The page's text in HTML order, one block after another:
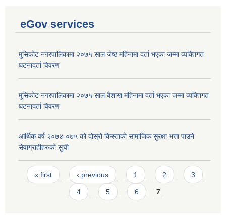
eGov services
मुसिकोट नगरपालिकामा २०७५ साल जेष्ठ महिनामा दर्ता भएका जम्मा व्यक्तिगत
घटनादर्ता विवरण
मुसिकोट नगरपालिकामा २०७५ साल बैशाख महिनामा दर्ता भएका जम्मा व्यक्तिगत
घटनादर्ता विवरण
आर्थिक वर्ष २०७४-०७५ को दोस्रो किस्ताको सामाजिक सुरक्षा भत्ता पाउने
सेवाग्राहीहरुको सुची
Pages
« first ‹ previous 1 2 3
4 5 6 7